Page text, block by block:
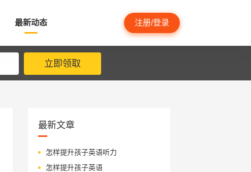
最新动态 注册/登录
立即领取
最新文章
怎样提升孩子英语听力
怎样提升孩子英语